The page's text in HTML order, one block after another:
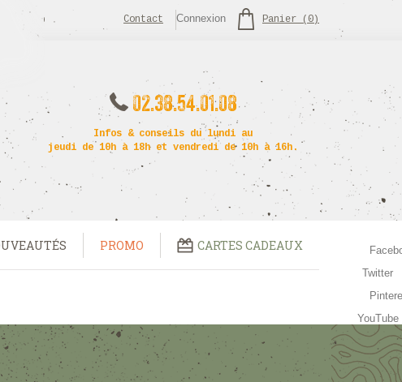
Panier ( 0)
Connexion
Contact
02.38.54.01.08
Infos & conseils du lundi au
jeudi de 10h à 18h et vendredi de 10h à 16h.
PROMO CARTES CADEAUX
Twitter
YouTube